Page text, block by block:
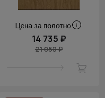
Цена за полотно
14 735 ₽
21 050 ₽